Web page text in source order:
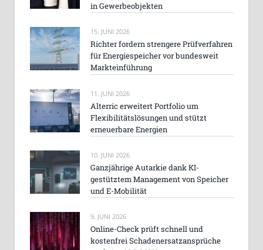
in Gewerbeobjekten
15. JUNI 2026
Richter fordern strengere Prüfverfahren
für Energiespeicher vor bundesweit
Markteinführung
11. JUNI 2026
Alterric erweitert Portfolio um
Flexibilitätslösungen und stützt
erneuerbare Energien
10. JUNI 2026
Ganzjährige Autarkie dank KI-
gestütztem Management von Speicher
und E-Mobilität
9. JUNI 2026
Online-Check prüft schnell und
kostenfrei Schadenersatzansprüche